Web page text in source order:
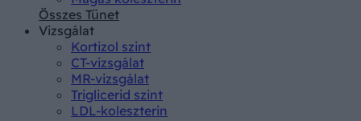
Összes Tünet
Vizsgálat
Kortizol szint
CT-vizsgálat
MR-vizsgálat
Triglicerid szint
LDL-koleszterin